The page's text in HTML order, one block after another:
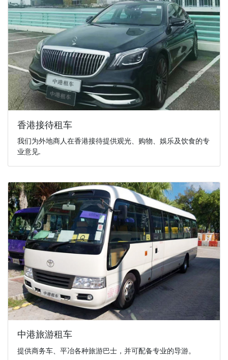
香港接待租车
我们为外地商人在香港接待提供观光、购物、娛乐及饮食的专
业意见.
中港旅游租车
提供商务车、平冶各种旅游巴士，并可配备专业的导游。